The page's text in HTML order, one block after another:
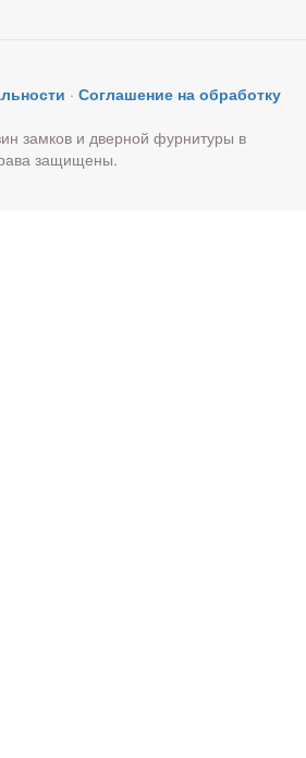
· Соглашение на обработку
замков и дверной фурнитуры в
защищены.